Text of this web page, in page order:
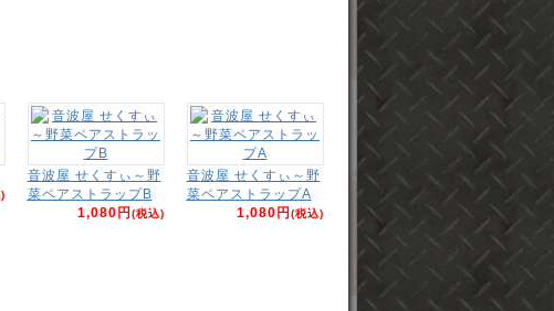
音波屋 せくすぃ～野
菜ペアストラップB
1,080円(税込)
音波屋 せくすぃ～野
菜ペアストラップA
1,080円(税込)